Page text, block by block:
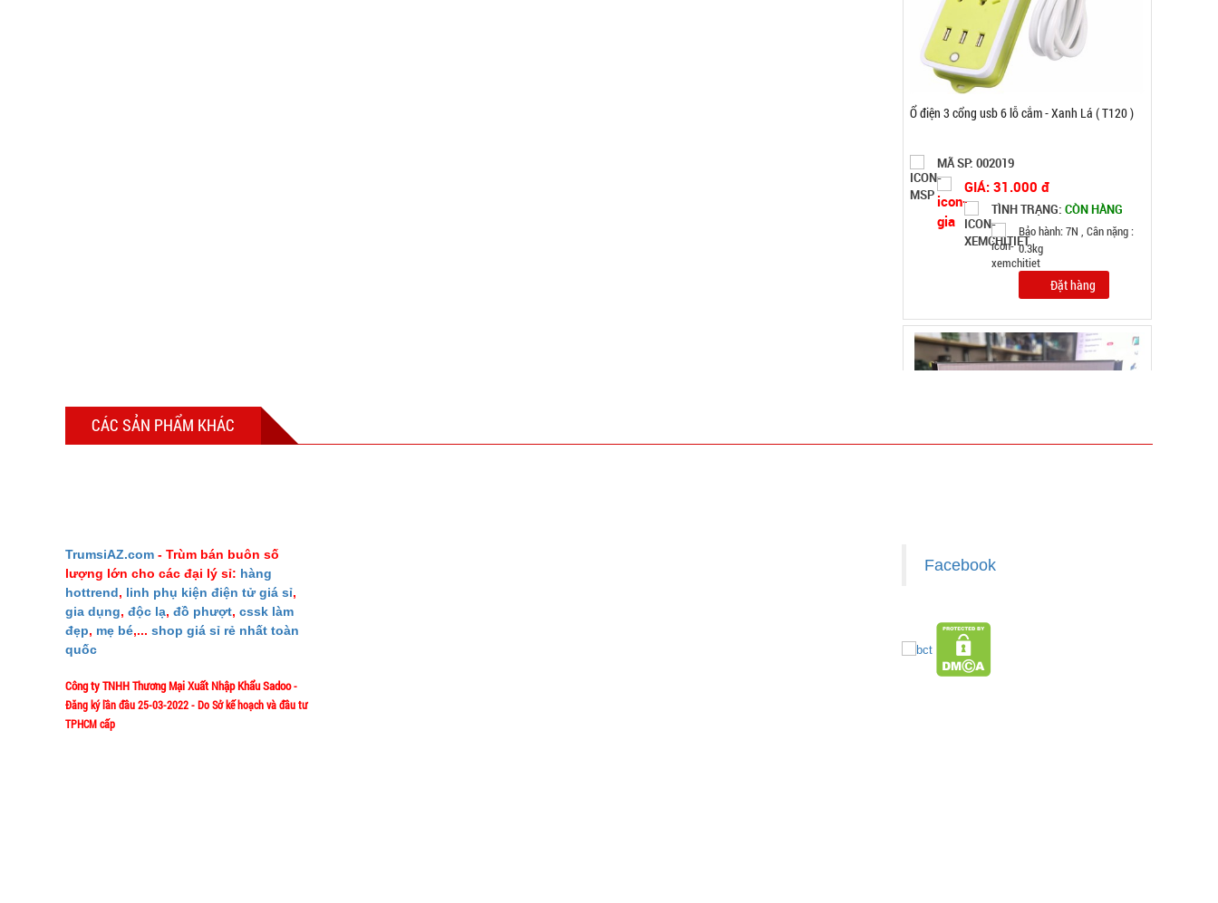
Súng massage Gun 30w - Nút Bấm lõi đồng có
GIÁ: 92.000 đ
TÌNH TRẠNG:CÒN HÀNG
Bảo hành: Test, Cân nặng:
CÁC SẢN PHẨM KHÁC
TrumsiAZ.com - Trùm bán buôn số
lượng lớn cho các đại lý sỉ: hàng
hottrend, linh phụ kiện điện tử giá sỉ,
gia dụng, độc lạ, đồ phượt, cssk làm
đẹp, mẹ bé,... shop giá sỉ rẻ nhất toàn
quốc
Công ty TNHH Thương Mại Xuất Nhập Khẩu Sadoo-
Đăng ký lần đầu 25-03-2022 - Do Sở kế hoạch và đầu tư
TPHCM cấp
Facebook